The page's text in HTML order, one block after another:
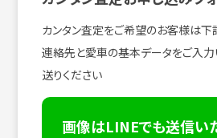
カンタン査定をご希望のお客様は下
連絡先と愛車の基本データをご入
送りください
画像はLINEでも送信い